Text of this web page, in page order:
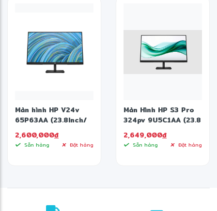
Màn hình HP V24v
65P63AA (23.8Inch/
Full HD/ 5ms/ 75HZ/
250cd/m2/ VA)
2,600,000đ
Sẵn hàng Đặt hàng
Màn Hình HP S3 Pro
324pv 9U5C1AA (23.8
inch - VA - FHD -
5ms- 100Hz)
2,649,000đ
Sẵn hàng Đặt hàng